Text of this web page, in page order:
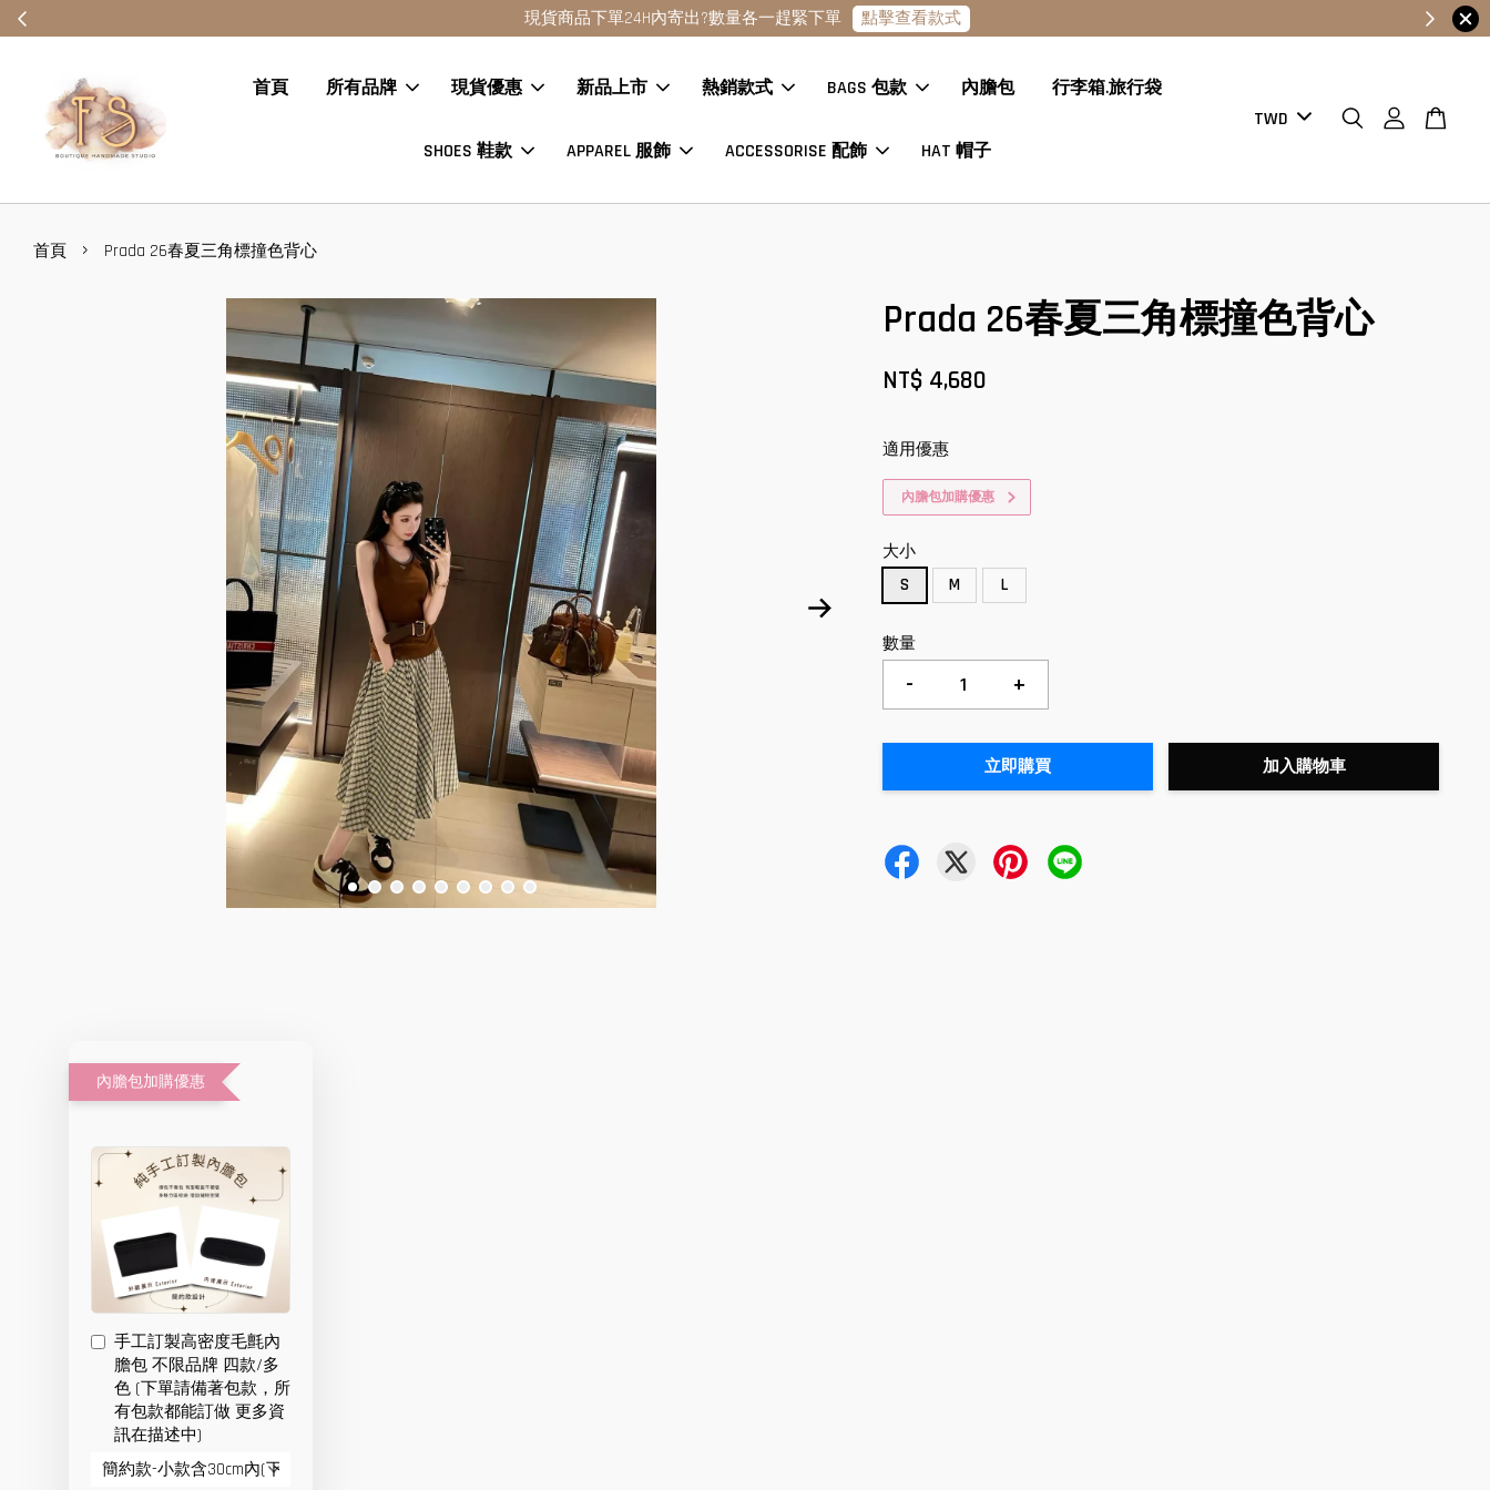
現貨商品下單24H內寄出?數量各一趕緊下單 點擊查看款式
首頁 所有品牌 現貨優惠 新品上市 熱銷款式 BAGS 包款 內膽包 行李箱.旅行袋
SHOES 鞋款 APPAREL 服飾 ACCESSORISE 配飾 HAT 帽子
首頁 › Prada 26春夏三角標撞色背心
Prada 26春夏三角標撞色背心
NT$ 4,680
適用優惠
內膽包加購優惠
大小
S
M L
數量
- +
立即購買 加入購物車
內膽包加購優惠
手工訂製高密度毛氈內
膽包 不限品牌 四款/多
色 (下單請備著包款，所
有包款都能訂做 更多資
訊在描述中)